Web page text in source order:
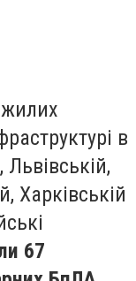
в
Львівській,
Харківській
67